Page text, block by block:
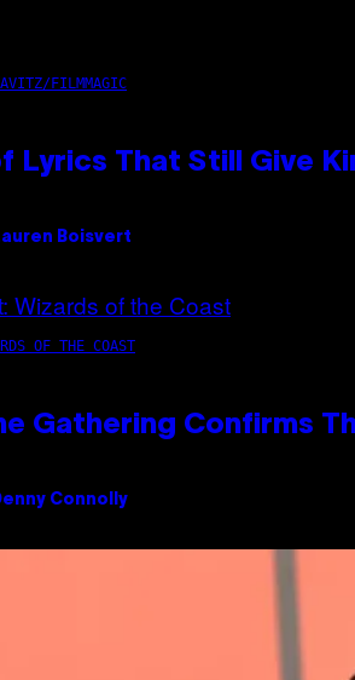
FILMMAGIC
Lyrics That Still Give
Boisvert
OF THE COAST
Gathering Confirms
Connolly